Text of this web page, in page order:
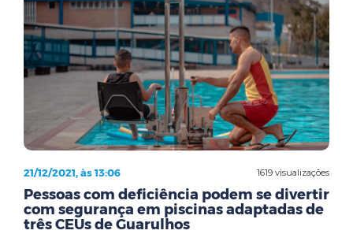
1619 visualizações
21/12/2021, às 13:06
Pessoas com deficiência podem se divertir
com segurança em piscinas adaptadas de
três CEUs de Guarulhos